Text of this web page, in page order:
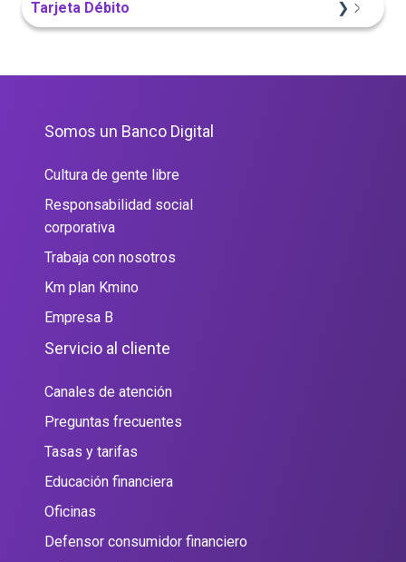
Tarjeta Débito
Somos un Banco Digital
Cultura de gente libre
Responsabilidad social
corporativa
Trabaja con nosotros
Km plan Kmino
Empresa B
Servicio al cliente
Canales de atención
Preguntas frecuentes
Tasas y tarifas
Educación financiera
Oficinas
Defensor consumidor financiero